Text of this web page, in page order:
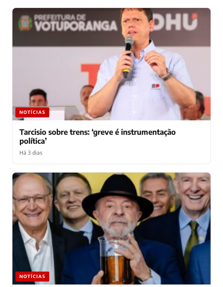
NOTÍCIAS
Tarcisio sobre trens: ‘greve é instrumentação
política’
Há 3 dias
NOTÍCIAS